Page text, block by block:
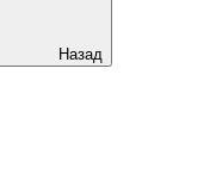
Назад